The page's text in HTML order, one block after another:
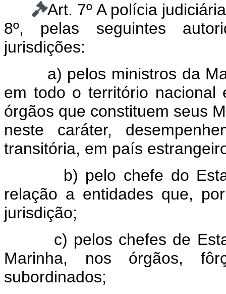
Art. 7º A polícia
8º, pelas seguintes
jurisdições:
a) pelos ministros da
em todo o território
órgãos que constituem seus
neste caráter,
transitória, em país
b) pelo chefe do
relação a entidades que,
jurisdição;
c) pelos chefes de
Marinha, nos órgãos,
subordinados;